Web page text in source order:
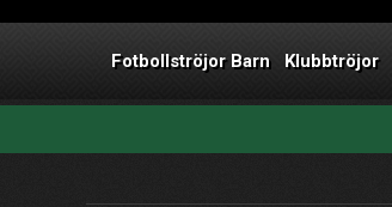
Fotbollströjor Barn Klubbtröjor